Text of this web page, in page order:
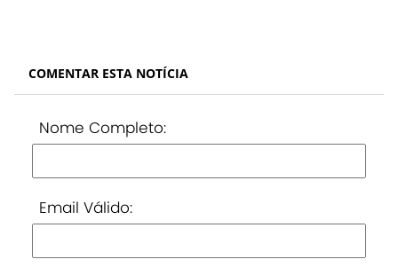
COMENTAR ESTA NOTÍCIA
Nome Completo:
Email Válido: